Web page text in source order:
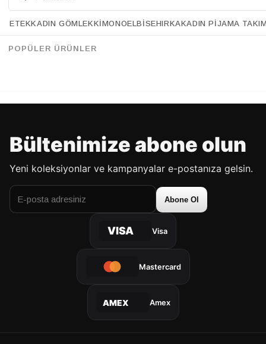
İlkbahar Gardırobunuzu
Bültenimize abone olun
Yeni koleksiyonlar ve kampanyalar e-postanıza gelsin.
Abone Ol
VISA Visa
Mastercard
AMEX Amex
ETEKKADIN GÖMLEKKIMONOELBISEHIRKAKADIN PIJAMA
POPÜLER ÜRÜNLER